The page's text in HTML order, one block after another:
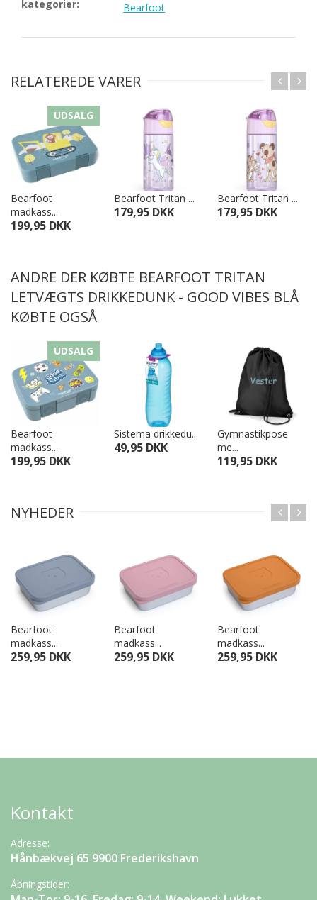
kategorier: Bearfoot
RELATEREDE VARER
UDSALG
Bearfoot
madkass...
199,95 DKK
Bearfoot Tritan ...
179,95 DKK
Bearfoot Tritan ...
179,95 DKK
ANDRE DER KØBTE BEARFOOT TRITAN
LETVÆGTS DRIKKEDUNK - GOOD VIBES BLÅ
KØBTE OGSÅ
UDSALG
Bearfoot
madkass...
199,95 DKK
Sistema drikkedu...
49,95 DKK
Gymnastikpose
me...
119,95 DKK
NYHEDER
Bearfoot
madkass...
259,95 DKK
Bearfoot
madkass...
259,95 DKK
Bearfoot
madkass...
259,95 DKK
Kontakt
Adresse:
Hånbækvej 65 9900 Frederikshavn
Åbningstider: